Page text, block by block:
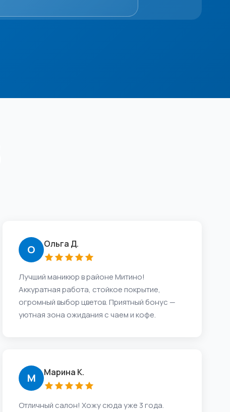
О Ольга Д.
Лучший маникюр в районе Митино!
Аккуратная работа, стойкое покрытие,
огромный выбор цветов. Приятный бонус —
уютная зона ожидания с чаем и кофе.
М Марина К.
Отличный салон! Хожу сюда уже 3 года.